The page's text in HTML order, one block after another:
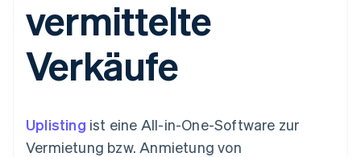
Zugriff auf mehr als
125
Zahlungen vor Ort
Authorization
Autorisierungsraten
Beschleunigter
Datensynchronisierung
Geldmanagement
Plattformen
SaaS
KI-Unternehmen
Creator Economy
Marktplatz auf
Grundlagen der
Abonnementverwaltung
So setzen Sie
nutzungsbasierte
Karten ausgeben: So
geht´s
Produkt-Roadmap
Stripe Sessions
Karriere
Newsroom
Stripe Press
Kontakt
vermittelte
Verkäufe
Uplisting ist eine All-in-One-Software zur
Vermietung bzw. Anmietung von